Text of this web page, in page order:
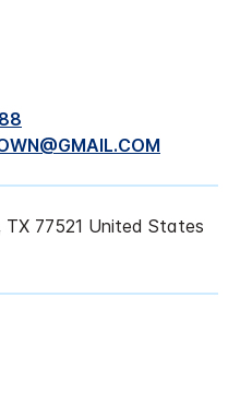
TX 77521 United States